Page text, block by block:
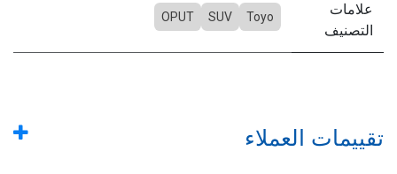
علامات
التصنيف
Toyo
SUV
OPUT
تقييمات العملاء